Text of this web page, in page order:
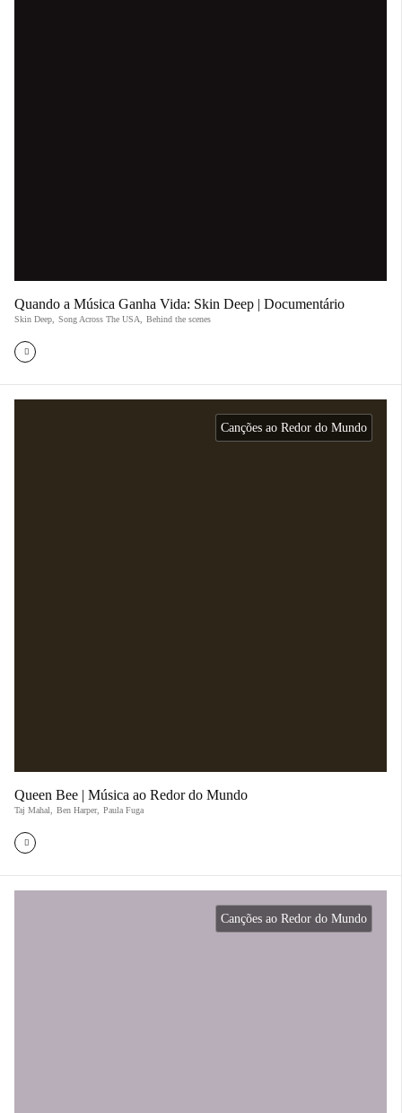
Quando a Música Ganha Vida: Skin Deep | Documentário
Skin Deep Song Across The USA Behind the scenes
Canções ao Redor do Mundo
Queen Bee | Música ao Redor do Mundo
Taj Mahal Ben Harper, Paula Fuga
Canções ao Redor do Mundo